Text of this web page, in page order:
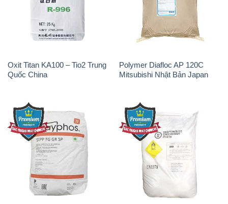
Oxit Titan KA100 – Tio2 Trung
Quốc China
Polymer Diafloc AP 120C
Mitsubishi Nhật Bản Japan